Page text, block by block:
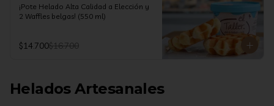
¡Pote Helado Alta Calidad a Elección y
2 Waffles belgas! (550 ml)
$14.700$16.700
Helados Artesanales